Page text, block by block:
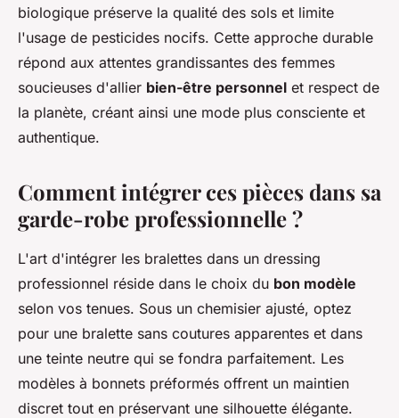
biologique préserve la qualité des sols et limite
l'usage de pesticides nocifs. Cette approche durable
répond aux attentes grandissantes des femmes
soucieuses d'allier bien-être personnel et respect de
la planète, créant ainsi une mode plus consciente et
authentique.
Comment intégrer ces pièces dans sa
garde-robe professionnelle ?
L'art d'intégrer les bralettes dans un dressing
professionnel réside dans le choix du bon modèle
selon vos tenues. Sous un chemisier ajusté, optez
pour une bralette sans coutures apparentes et dans
une teinte neutre qui se fondra parfaitement. Les
modèles à bonnets préformés offrent un maintien
discret tout en préservant une silhouette élégante.